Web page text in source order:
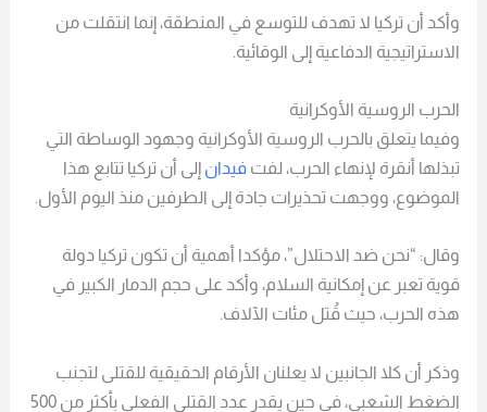
وأكد أن تركيا لا تهدف للتوسع في المنطقة، إنما انتقلت من
الاستراتيجية الدفاعية إلى الوقائية.
الحرب الروسية الأوكرانية
وفيما يتعلق بالحرب الروسية الأوكرانية وجهود الوساطة التي
تبذلها أنقرة لإنهاء الحرب، لفت فيدان إلى أن تركيا تتابع هذا
الموضوع، ووجهت تحذيرات جادة إلى الطرفين منذ اليوم الأول.
وقال: “نحن ضد الاحتلال”، مؤكدا أهمية أن تكون تركيا دولة
قوية تعبر عن إمكانية السلام، وأكد على حجم الدمار الكبير في
هذه الحرب، حيث قُتل مئات الآلاف.
وذكر أن كلا الجانبين لا يعلنان الأرقام الحقيقية للقتلى لتجنب
الضغط الشعبي، في حين يقدر عدد القتلى الفعلي بأكثر من 500